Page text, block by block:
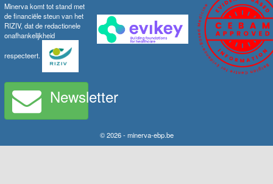
Minerva komt tot stand met
de financiële steun van het
RIZIV, dat de redactionele
onafhankelijkheid
respecteert.
Newsletter
© 2026 - minerva-ebp.be